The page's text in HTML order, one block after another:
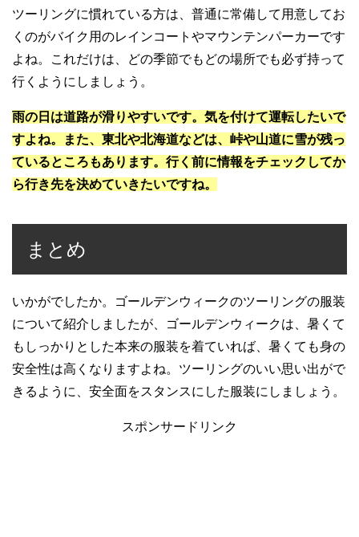
ツーリングに慣れている方は、普通に常備して用意してお
くのがバイク用のレインコートやマウンテンパーカーです
よね。これだけは、どの季節でもどの場所でも必ず持って
行くようにしましょう。
雨の日は道路が滑りやすいです。気を付けて運転したいで
すよね。また、東北や北海道などは、峠や山道に雪が残っ
ているところもあります。行く前に情報をチェックしてか
ら行き先を決めていきたいですね。
まとめ
いかがでしたか。ゴールデンウィークのツーリングの服装
について紹介しましたが、ゴールデンウィークは、暑くて
もしっかりとした本来の服装を着ていれば、暑くても身の
安全性は高くなりますよね。ツーリングのいい思い出がで
きるように、安全面をスタンスにした服装にしましょう。
スポンサードリンク